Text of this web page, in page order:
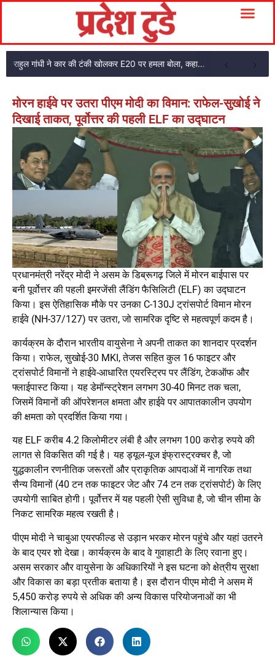
राहुल गांधी ने कार की टंकी खोलकर E20 पर हमला बोला, कहा- पूरी दाल ही काली है
मोरन हाईवे पर उतरा पीएम मोदी का विमान: राफेल-सुखोई ने
दिखाई ताकत, पूर्वोत्तर की पहली ELF का उद्घाटन
प्रधानमंत्री नरेंद्र मोदी ने असम के डिब्रूगढ़ जिले में मोरन बाईपास पर
बनी पूर्वोत्तर की पहली इमरजेंसी लैंडिंग फैसिलिटी (ELF) का उद्घाटन
किया। इस ऐतिहासिक मौके पर उनका C-130J ट्रांसपोर्ट विमान मोरन
हाईवे (NH-37/127) पर उतरा, जो सामरिक दृष्टि से महत्वपूर्ण कदम है।
कार्यक्रम के दौरान भारतीय वायुसेना ने अपनी ताकत का शानदार प्रदर्शन
किया। राफेल, सुखोई-30 MKI, तेजस सहित कुल 16 फाइटर और
ट्रांसपोर्ट विमानों ने हाईवे-आधारित एयरस्ट्रिप पर लैंडिंग, टेकऑफ और
फ्लाईपास्ट किया। यह डेमॉन्स्ट्रेशन लगभग 30-40 मिनट तक चला,
जिसमें विमानों की ऑपरेशनल क्षमता और हाईवे पर आपातकालीन उपयोग
की क्षमता को प्रदर्शित किया गया।
यह ELF करीब 4.2 किलोमीटर लंबी है और लगभग 100 करोड़ रुपये की
लागत से विकसित की गई है। यह ड्यूल-यूज इंफ्रास्ट्रक्चर है, जो
युद्धकालीन रणनीतिक जरूरतों और प्राकृतिक आपदाओं में नागरिक तथा
सैन्य विमानों (40 टन तक फाइटर जेट और 74 टन तक ट्रांसपोर्ट) के लिए
उपयोगी साबित होगी। पूर्वोत्तर में यह पहली ऐसी सुविधा है, जो चीन सीमा के
निकट सामरिक महत्व रखती है।
पीएम मोदी ने चाबुआ एयरफील्ड से उड़ान भरकर मोरन पहुंचे और यहां उतरने
के बाद एयर शो देखा। कार्यक्रम के बाद वे गुवाहाटी के लिए रवाना हुए।
असम सरकार और वायुसेना के अधिकारियों ने इस घटना को क्षेत्रीय सुरक्षा
और विकास का बड़ा प्रतीक बताया है। इस दौरान पीएम मोदी ने असम में
5,450 करोड़ रुपये से अधिक की अन्य विकास परियोजनाओं का भी
शिलान्यास किया।